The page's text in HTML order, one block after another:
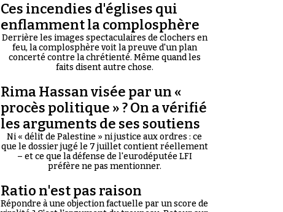
Ces incendies d'églises qui
enflamment la complosphère
Derrière les images spectaculaires de clochers en
feu, la complosphère voit la preuve d'un plan
concerté contre la chrétienté. Même quand les
faits disent autre chose.
Rima Hassan visée par un «
procès politique » ? On a vérifié
les arguments de ses soutiens
Ni « délit de Palestine » ni justice aux ordres : ce
que le dossier jugé le 7 juillet contient réellement
– et ce que la défense de l'eurodéputée LFI
préfère ne pas mentionner.
Ratio n'est pas raison
Répondre à une objection factuelle par un score de